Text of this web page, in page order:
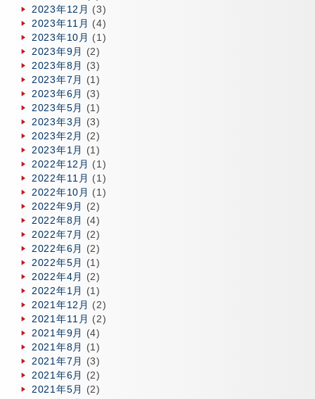
2023年12月 (3)
2023年11月 (4)
2023年10月 (1)
2023年9月
(2)
2023年8月
(3)
2023年7月
(1)
2023年6月
(3)
2023年5月
(1)
2023年3月
(3)
2023年2月
(2)
2023年1月
(1)
2022年12月 (1)
2022年11月 (1)
2022年10月 (1)
2022年9月
(2)
2022年8月
(4)
2022年7月
(2)
2022年6月
(2)
2022年5月
(1)
2022年4月
(2)
2022年1月
(1)
2021年12月 (2)
2021年11月 (2)
2021年9月
(4)
2021年8月
(1)
2021年7月
(3)
2021年6月
(2)
2021年5月
(2)